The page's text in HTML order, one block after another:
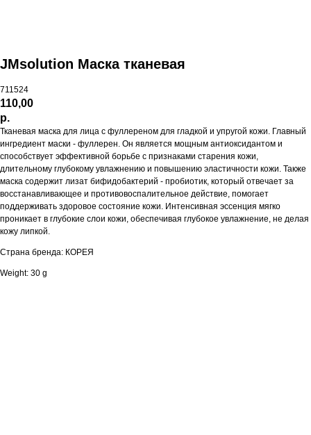
JMsolution Маска тканевая
711524
110,00
р.
Тканевая маска для лица с фуллереном для гладкой и упругой кожи. Главный
ингредиент маски - фуллерен. Он является мощным антиоксидантом и
способствует эффективной борьбе с признаками старения кожи,
длительному глубокому увлажнению и повышению эластичности кожи. Также
маска содержит лизат бифидобактерий - пробиотик, который отвечает за
восстанавливающее и противовоспалительное действие, помогает
поддерживать здоровое состояние кожи. Интенсивная эссенция мягко
проникает в глубокие слои кожи, обеспечивая глубокое увлажнение, не делая
кожу липкой.
Страна бренда: КОРЕЯ
Weight: 30 g